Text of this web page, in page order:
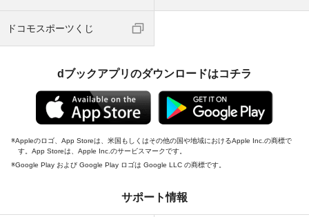
ドコモスポーツくじ
dブックアプリのダウンロードはコチラ
Appleのロゴ、App Storeは、米国もしくはその他の国や地域におけるApple Inc.の商標で
す。App Storeは、Apple Inc.のサービスマークです。
Google Play および Google Play ロゴは Google LLC の商標です。
サポート情報